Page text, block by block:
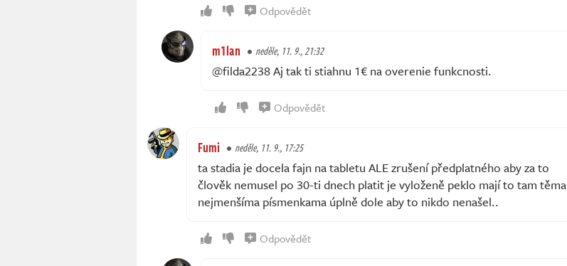
Odpovědět
m1lan neděle, 11. 9., 21:32
@filda2238 Aj tak ti stiahnu 1€ na overenie funkcnosti.
Odpovědět
Fumi neděle, 11. 9., 17:25
ta stadia je docela fajn na tabletu ALE zrušení předplatného aby za to
člověk nemusel po 30-ti dnech platit je vyloženě peklo mají to tam těma
nejmenšíma písmenkama úplně dole aby to nikdo nenašel..
Odpovědět